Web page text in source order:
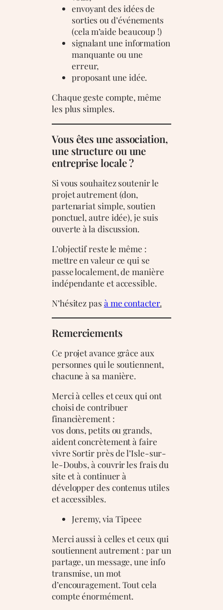
envoyant des idées de
sorties ou d’événements
(cela m’aide beaucoup !)
signalant une information
manquante ou une
erreur,
proposant une idée.
Chaque geste compte, même
les plus simples.
Vous êtes une association,
une structure ou une
entreprise locale ?
Si vous souhaitez soutenir le
projet autrement (don,
partenariat simple, soutien
ponctuel, autre idée), je suis
ouverte à la discussion.
L’objectif reste le même :
mettre en valeur ce qui se
passe localement, de manière
indépendante et accessible.
N’hésitez pas à me contacter.
Remerciements
Ce projet avance grâce aux
personnes qui le soutiennent,
chacune à sa manière.
Merci à celles et ceux qui ont
choisi de contribuer
financièrement :
vos dons, petits ou grands,
aident concrètement à faire
vivre Sortir près de l’Isle-sur-
le-Doubs, à couvrir les frais du
site et à continuer à
développer des contenus utiles
et accessibles.
Jeremy, via Tipeee
Merci aussi à celles et ceux qui
soutiennent autrement : par un
partage, un message, une info
transmise, un mot
d’encouragement. Tout cela
compte énormément.